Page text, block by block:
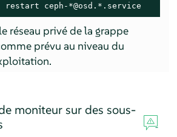
restart ceph-*@osd.*.service
réseau privé de la grappe
prévu au niveau du
moniteur sur des sous-